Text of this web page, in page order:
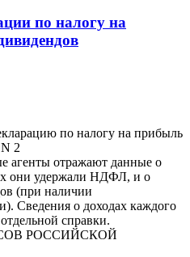
по налогу на
по налогу на прибыль
2
агенты отражают данные о
они удержали НДФЛ, и о
(при наличии
Сведения о доходах каждого
справки.
РОССИЙСКОЙ